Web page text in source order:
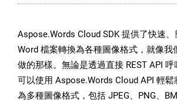
Aspose.Words Cloud SDK 提供了快速
Word 檔案轉換為各種圖像格式，就像我
做的那樣。無論是透過直接 REST API
可以使用 Aspose.Words Cloud API 輕
為多種圖像格式，包括 JPEG、PNG、